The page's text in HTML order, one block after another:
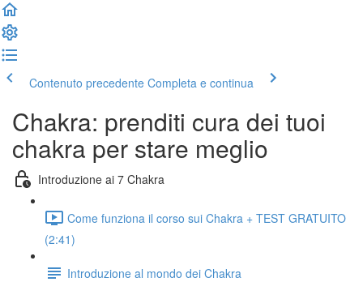
Contenuto precedente Completa e continua
Chakra: prenditi cura dei tuoi
chakra per stare meglio
Introduzione ai 7 Chakra
Come funziona il corso sui Chakra + TEST GRATUITO
(2:41)
Introduzione al mondo dei Chakra